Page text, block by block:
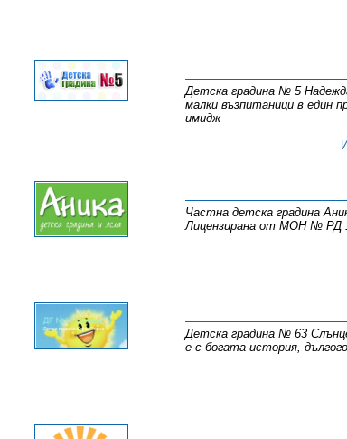
Детска градина № 5
малки възпитаници в един
имидж
Частна детска градина
Лицензирана от МОН № РД
Детска градина № 63
е с богата история,